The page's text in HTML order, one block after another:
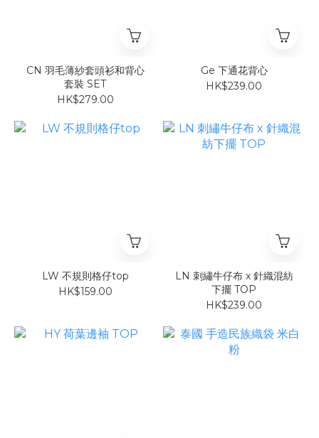
CN 羽毛薄紗套頭衫和背心
套裝 SET
HK$279.00
Ge 下通花背心
HK$239.00
LW 不規則格仔top
HK$159.00
LN 刺繡牛仔布 x 針織混紡
下擺 TOP
HK$239.00